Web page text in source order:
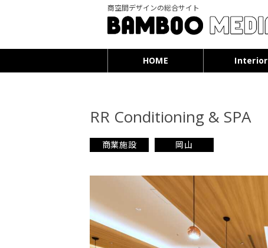
商空間デザインの総合サイト
HOME Interior
RR Conditioning & SPA
商業施設 岡山